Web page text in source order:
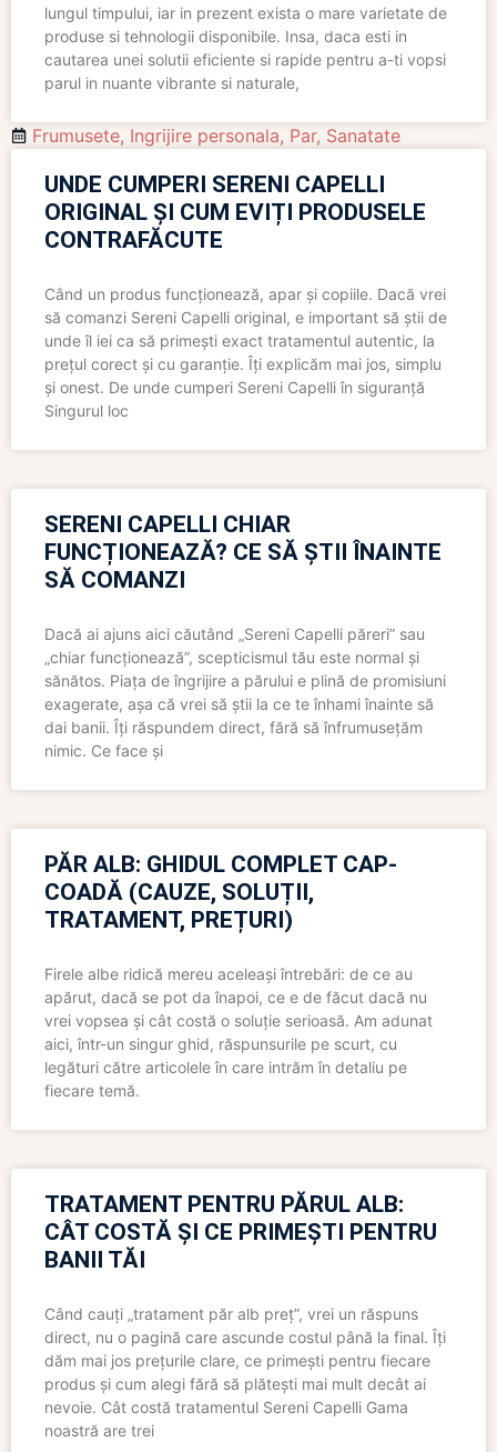
lungul timpului, iar in prezent exista o mare varietate de
produse si tehnologii disponibile. Insa, daca esti in
cautarea unei solutii eficiente si rapide pentru a-ti vopsi
parul in nuante vibrante si naturale,
Frumusete, Ingrijire personala, Par, Sanatate
UNDE CUMPERI SERENI CAPELLI
ORIGINAL ȘI CUM EVIȚI PRODUSELE
CONTRAFĂCUTE
Când un produs funcționează, apar și copiile. Dacă vrei
să comanzi Sereni Capelli original, e important să știi de
unde îl iei ca să primești exact tratamentul autentic, la
prețul corect și cu garanție. Îți explicăm mai jos, simplu
și onest. De unde cumperi Sereni Capelli în siguranță
Singurul loc
SERENI CAPELLI CHIAR
FUNCȚIONEAZĂ? CE SĂ ȘTII ÎNAINTE
SĂ COMANZI
Dacă ai ajuns aici căutând „Sereni Capelli păreri” sau
„chiar funcționează”, scepticismul tău este normal și
sănătos. Piața de îngrijire a părului e plină de promisiuni
exagerate, așa că vrei să știi la ce te înhami înainte să
dai banii. Îți răspundem direct, fără să înfrumusețăm
nimic. Ce face și
PĂR ALB: GHIDUL COMPLET CAP-
COADĂ (CAUZE, SOLUȚII,
TRATAMENT, PREȚURI)
Firele albe ridică mereu aceleași întrebări: de ce au
apărut, dacă se pot da înapoi, ce e de făcut dacă nu
vrei vopsea și cât costă o soluție serioasă. Am adunat
aici, într-un singur ghid, răspunsurile pe scurt, cu
legături către articolele în care intrăm în detaliu pe
fiecare temă.
TRATAMENT PENTRU PĂRUL ALB:
CÂT COSTĂ ȘI CE PRIMEȘTI PENTRU
BANII TĂI
Când cauți „tratament păr alb preț”, vrei un răspuns
direct, nu o pagină care ascunde costul până la final. Îți
dăm mai jos prețurile clare, ce primești pentru fiecare
produs și cum alegi fără să plătești mai mult decât ai
nevoie. Cât costă tratamentul Sereni Capelli Gama
noastră are trei